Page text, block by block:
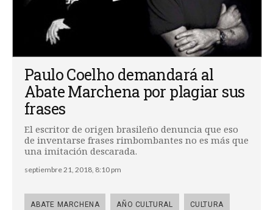
Paulo Coelho demandará al
Abate Marchena por plagiar sus
frases
El escritor de origen brasileño denuncia que eso
de inventarse frases rimbombantes no es más que
una imitación descarada.
septiembre 21, 2018, 8:10 pm
ABATE MARCHENA AÑO CULTURAL CULTURA